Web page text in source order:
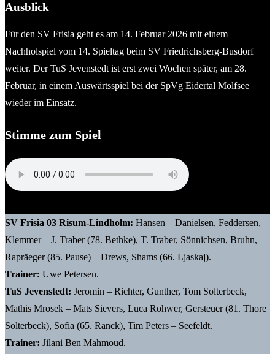
Ausblick
Für den SV Frisia geht es am 14. Februar 2026 mit einem
Nachholspiel vom 14. Spieltag beim SV Friedrichsberg-Busdorf
weiter. Der TuS Jevenstedt ist erst zwei Wochen später, am 28.
Februar, in einem Auswärtsspiel bei der SpVg Eidertal Molfsee
wieder im Einsatz.
Stimme zum Spiel
SV Frisia 03 Risum-Lindholm: Hansen – Danielsen, Feddersen,
Klemmer – J. Traber (78. Bethke), T. Traber, Sönnichsen, Bruhn,
Rapräeger (85. Pause) – Drews, Shams (66. Ljaskaj).
Trainer: Uwe Petersen.
TuS Jevenstedt: Jeromin – Richter, Gunther, Tom Solterbeck,
Mathis Mrosek – Mats Sievers, Luca Rohwer, Gersteuer (81. Thore
Solterbeck), Sofia (65. Ranck), Tim Peters – Seefeldt.
Trainer: Jilani Ben Mahmoud.